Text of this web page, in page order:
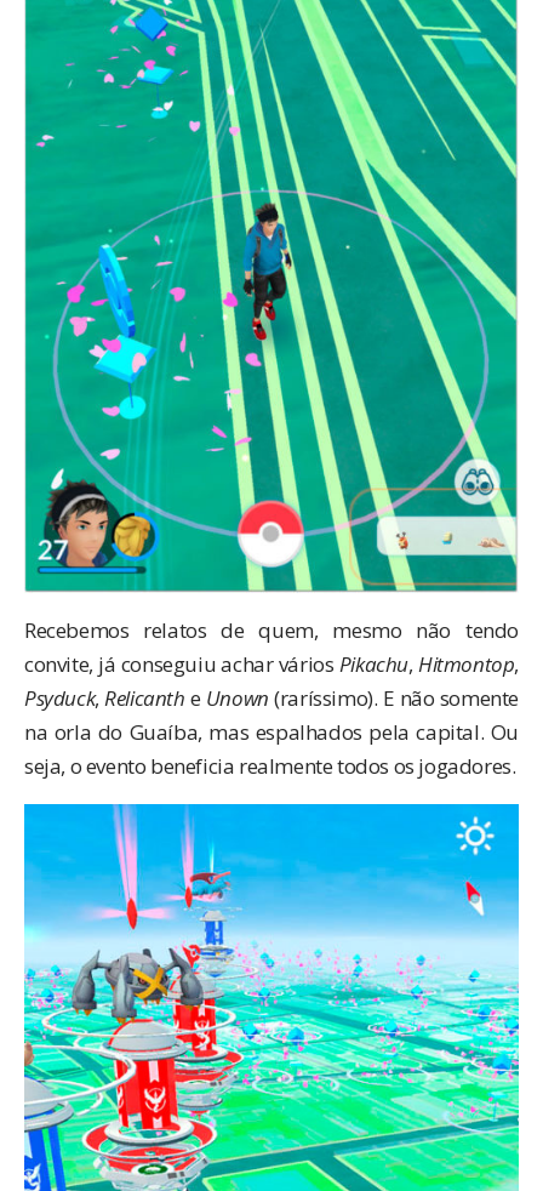
Recebemos relatos de quem, mesmo não tendo
convite, já conseguiu achar vários Pikachu, Hitmontop,
Psyduck,Relicanth e Unown (raríssimo). E não somente
na orla do Guaíba, mas espalhados pela capital. Ou
seja, o evento beneficia realmente todos os jogadores.